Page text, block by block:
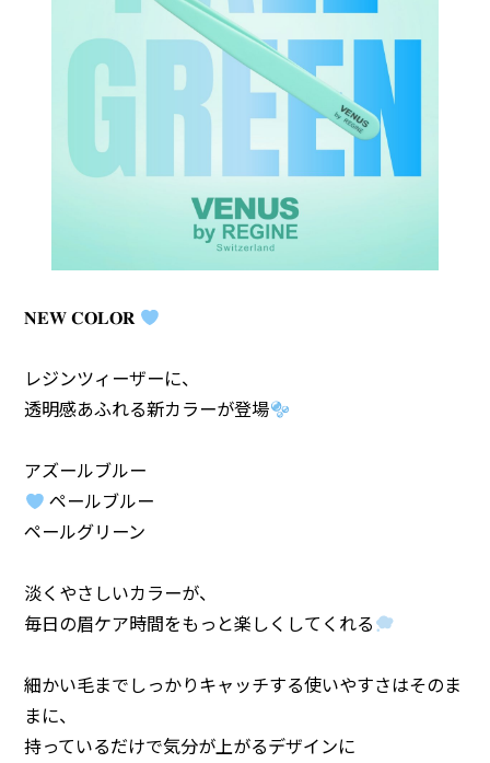
𝐍𝐄𝐖 𝐂𝐎𝐋𝐎𝐑
レジンツィーザーに、
透明感あふれる新カラーが登場
アズールブルー
ペールブルー
ペールグリーン
淡くやさしいカラーが、
毎日の眉ケア時間をもっと楽しくしてくれる
細かい毛までしっかりキャッチする使いやすさはそのま
まに、
持っているだけで気分が上がるデザインに